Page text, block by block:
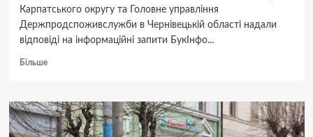
Карпатського округу та Головне управління
Держпродспоживслужби в Чернівецькій області надали
відповіді на інформаційні запити БукІнфо...
БільшеДокладніше
чернівчани.
Нестерпний
сморід